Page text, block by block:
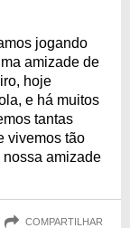
jogando
amizade de
hoje
e há muitos
tantas
vivemos tão
nossa amizade
COMPARTILHAR